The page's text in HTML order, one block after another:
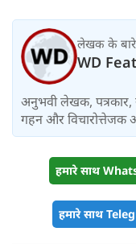
लेखक के
WD
अनुभवी लेखक, पत्रकार,
गहन और विचारोत्तेजक
हमारे साथ
हमारे साथ